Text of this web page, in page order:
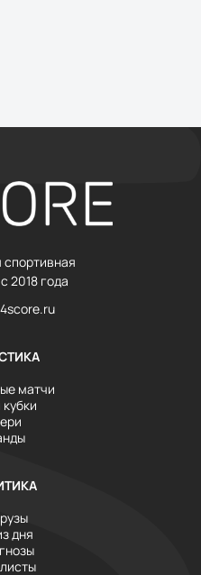
спортивная
2018 года
матчи
дня